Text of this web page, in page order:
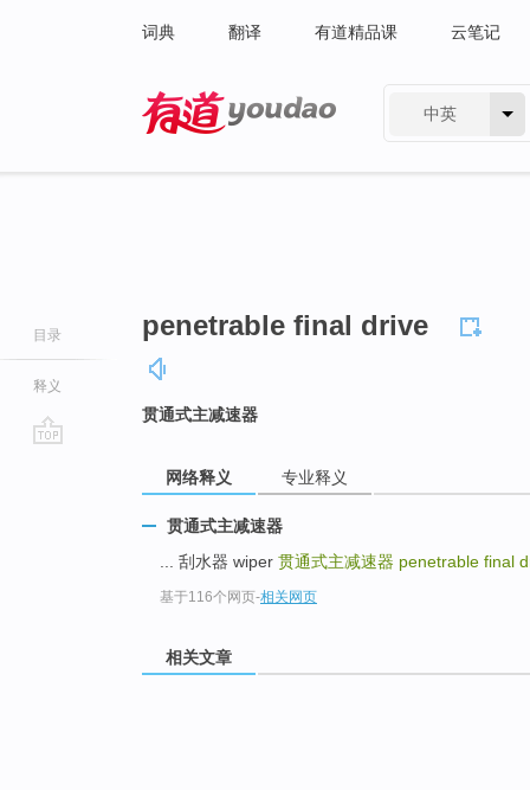
词典 翻译 有道精品课 云笔记
中英
目录
释义
penetrable final drive
贯通式主减速器
网络释义 专业释义
贯通式主减速器
... 刮水器 wiper 贯通式主减速器 penetrable final
基于116个网页-相关网页
相关文章